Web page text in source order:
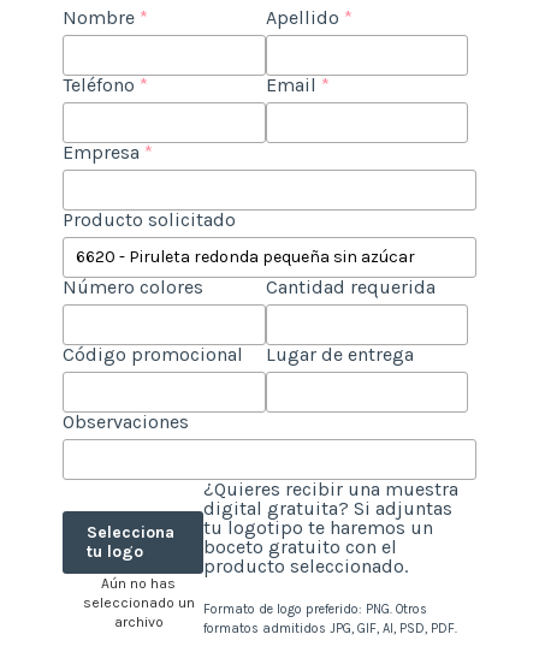
Nombre * Apellido *
Teléfono * Email *
Empresa *
Producto solicitado
Número colores Cantidad requerida
Código promocional Lugar de entrega
Observaciones
Selecciona
tu logo
Aún no has
seleccionado un
archivo
¿Quieres recibir una muestra
digital gratuita? Si adjuntas
tu logotipo te haremos un
boceto gratuito con el
producto seleccionado.
Formato de logo preferido: PNG. Otros
formatos admitidos JPG, GIF, AI, PSD, PDF.